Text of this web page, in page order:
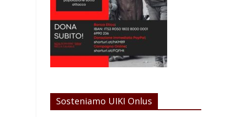
Sosteniamo UIKI Onlus